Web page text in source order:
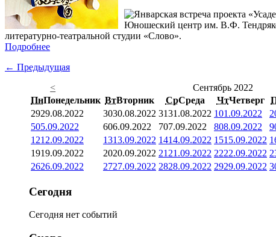
Юношеский центр им. В.Ф.
литературно-театральной студии «Слово».
Подробнее
← Предыдущая
<
Сентябрь 2022
ПнПонедельник ВтВторник СрСреда ЧтЧетверг
2929.08.2022 3030.08.2022 3131.08.2022 101.09.2022 2
505.09.2022 606.09.2022 707.09.2022 808.09.2022 9
1212.09.2022 1313.09.2022 1414.09.2022 1515.09.2022
1919.09.2022 2020.09.2022 21 21.09.2022 2222.09.2022
2626.09.2022 2727.09.2022 2828.09.2022 2929.09.2022
Сегодня
Сегодня нет событий